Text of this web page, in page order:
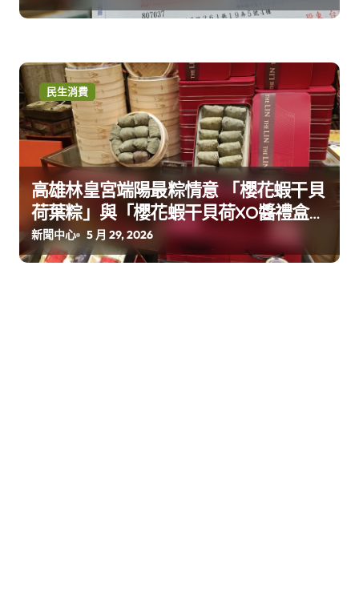
民生消費
高雄林皇宮端陽最粽情意 「櫻花蝦干貝
荷葉粽」與「櫻花蝦干貝荷XO醬禮盒
組」 早鳥優惠開賣
新聞中心 5 月 29, 2026